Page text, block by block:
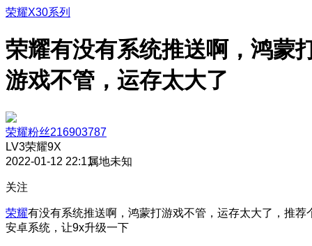
荣耀X30系列
荣耀有没有系统推送啊，鸿蒙
游戏不管，运存太大了
荣耀粉丝216903787
LV3荣耀9X
2022-01-12 22:11属地未知
关注
荣耀有没有系统推送啊，鸿蒙打游戏不管，运存太大了，推荐
安卓系统，让9x升级一下